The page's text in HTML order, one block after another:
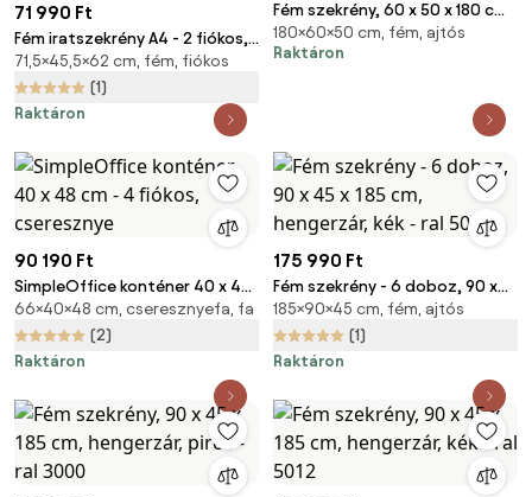
71 990 Ft
Fém iratszekrény A4 - 2 fiókos,
45,5 x 62 x 71,5 cm, hengeres
zár, világosszürke - ral 7035
71,5×45,5×62 cm, fém, fiókos
(1)
Raktáron
Fém szekrény, 60 x 50 x 180 cm,
csavaros zár, világosszürke - ral
7035
180×60×50 cm, fém, ajtós
Raktáron
90 190 Ft
SimpleOffice konténer 40 x 48
cm - 4 fiókos, cseresznye
66×40×48 cm, cseresznyefa, fa
(2)
Raktáron
175 990 Ft
Fém szekrény - 6 doboz, 90 x
45 x 185 cm, hengerzár, kék - ral
5012
185×90×45 cm, fém, ajtós
(1)
Raktáron